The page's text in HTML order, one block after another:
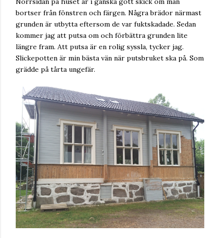
bortser från fönstren och färgen. Några brädor närmast
grunden är utbytta eftersom de var fuktskadade. Sedan
kommer jag att putsa om och förbättra grunden lite
längre fram. Att putsa är en rolig syssla, tycker jag.
Slickepotten är min bästa vän när putsbruket ska på. Som
grädde på tårta ungefär.